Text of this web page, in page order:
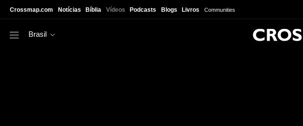
Crossmap.com Notícias Bíblia Vídeos Podcasts Blogs Livros Communities
Brasil